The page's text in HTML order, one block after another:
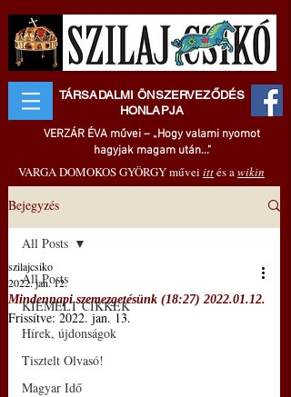
TÁRSADALMI ÖNSZERVEZŐDÉS
HONLAPJA
VERZÁR ÉVA művei – „Hogy valami nyomot
hagyjak magam után..."
VARGA DOMOKOS GYÖRGY művei ittés awikin
Bejegyzés
All Posts
KIEMELT CIKKEK
Hírek, újdonságok
Tisztelt Olvasó!
Magyar Idő
All Posts
Mindennapi szemezgetésünk (18:27) 2022.01.12.
szilajcsiko
2022. jan. 12.
Frissítve: 2022. jan. 13.